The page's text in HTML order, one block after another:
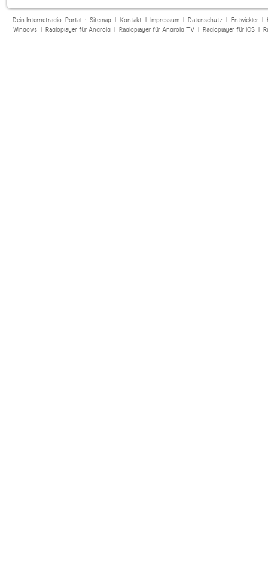
Dein Internetradio-Portal : Sitemap| Kontakt| Impressum| Datenschutz| Entwickler|
Windows| Radioplayer für Android| Radioplayer für Android TV| Radioplayer für iOS|